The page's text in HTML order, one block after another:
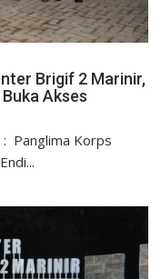
Brigif 2 Marinir,
Akses
Panglima Korps